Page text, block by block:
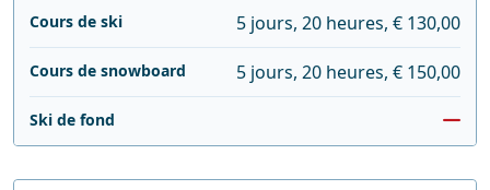
Cours de ski 5 jours, 20 heures, € 130,00
Cours de snowboard 5 jours, 20 heures, € 150,00
Ski de fond